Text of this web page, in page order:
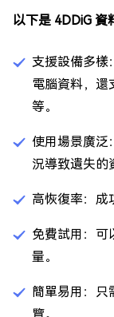
以下是 4DDiG 資
支援設備多樣
電腦資料，還
等。
使用場景廣泛
況導致遺失的
高恢復率：成
免費試用：可
量。
簡單易用：只